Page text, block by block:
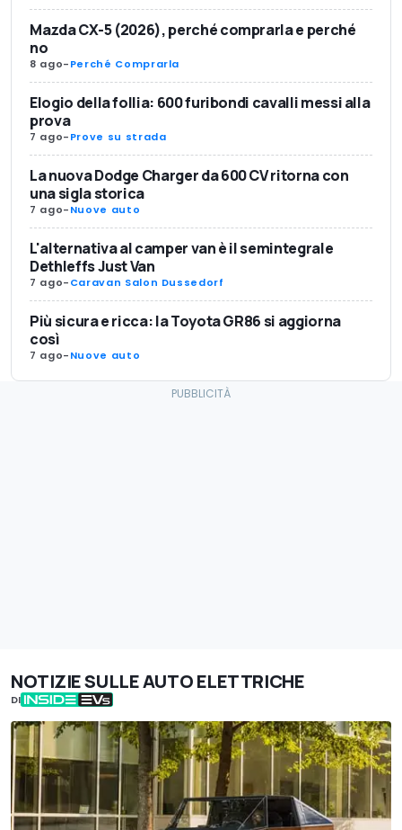
Mazda CX-5 (2026), perché comprarla e perché
no
8 ago-Perché Comprarla
Elogio della follia: 600 furibondi cavalli messi alla
prova
7 ago-Prove su strada
La nuova Dodge Charger da 600 CV ritorna con
una sigla storica
7 ago-Nuove auto
L'alternativa al camper van è il semintegrale
Dethleffs Just Van
7 ago-Caravan Salon Dussedorf
Più sicura e ricca: la Toyota GR86 si aggiorna
così
7 ago-Nuove auto
NOTIZIE SULLE AUTO ELETTRICHE
DI